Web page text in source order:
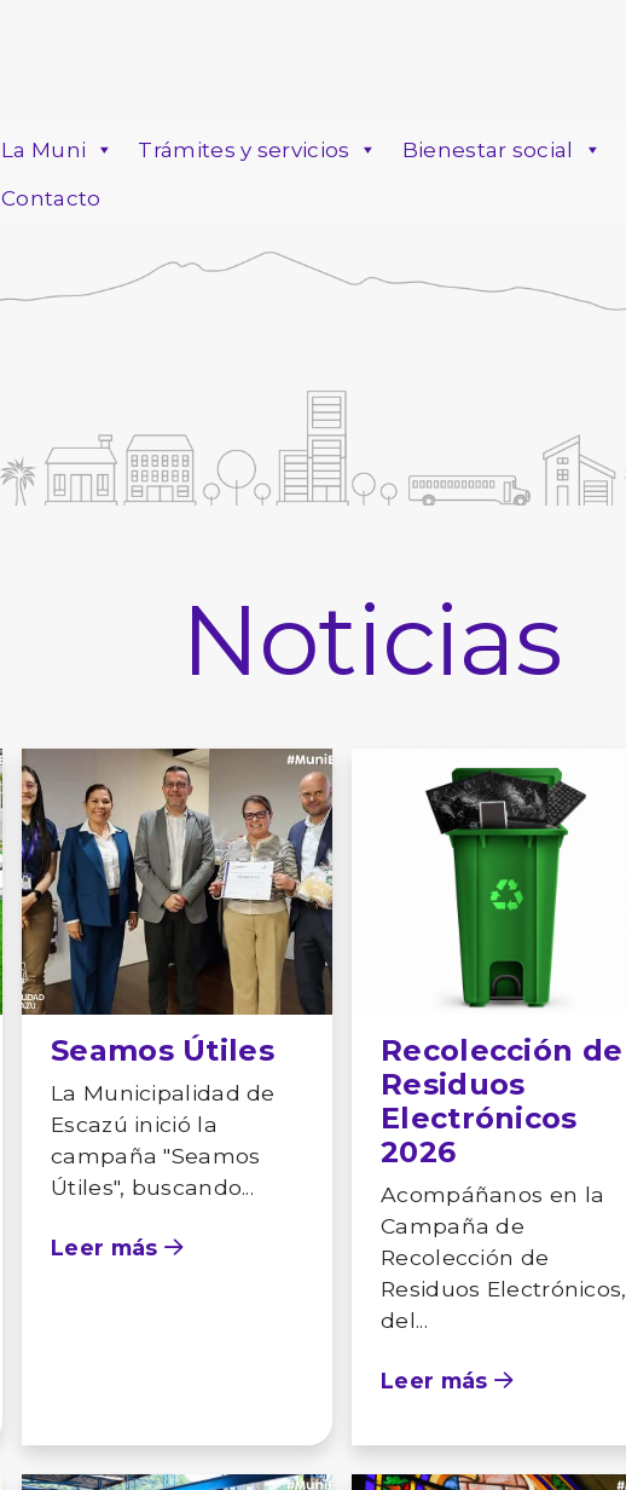
La Muni Trámites y servicios Bienestar social
Contacto
Noticias
Seamos Útiles
La Municipalidad de
Escazú inició la
campaña "Seamos
Útiles", buscando...
Leer más
Recolección de
Residuos
Electrónicos
2026
Acompáñanos en la
Campaña de
Recolección de
Residuos Electrónicos,
del...
Leer más